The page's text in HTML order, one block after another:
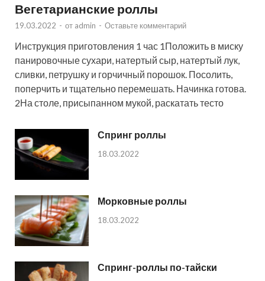
Вегетарианские роллы
19.03.2022 - от admin - Оставьте комментарий
Инструкция приготовления 1 час 1Положить в миску
панировочные сухари, натертый сыр, натертый лук,
сливки, петрушку и горчичный порошок. Посолить,
поперчить и тщательно перемешать. Начинка готова.
2На столе, присыпанном мукой, раскатать тесто
Спринг роллы
18.03.2022
Морковные роллы
18.03.2022
Спринг-роллы по-тайски